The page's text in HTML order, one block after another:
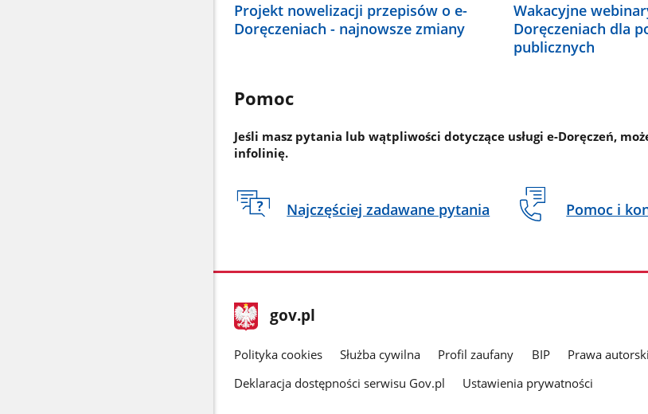
Projekt nowelizacji przepisów o e-
Doręczeniach - najnowsze zmiany
Wakacyjne
Doręczeniach dla
publicznych
Pomoc
Jeśli masz pytania lub wątpliwości dotyczące usługi e-Doręczeń,
infolinię.
Najczęściej zadawane pytania Pomoc i
stopka
gov.pl Strona
gov.pl
gov.pl
Polityka cookies Służba cywilna Profil zaufany BIP Prawa
Deklaracja dostępności serwisu Gov.pl
Ustawienia prywatności